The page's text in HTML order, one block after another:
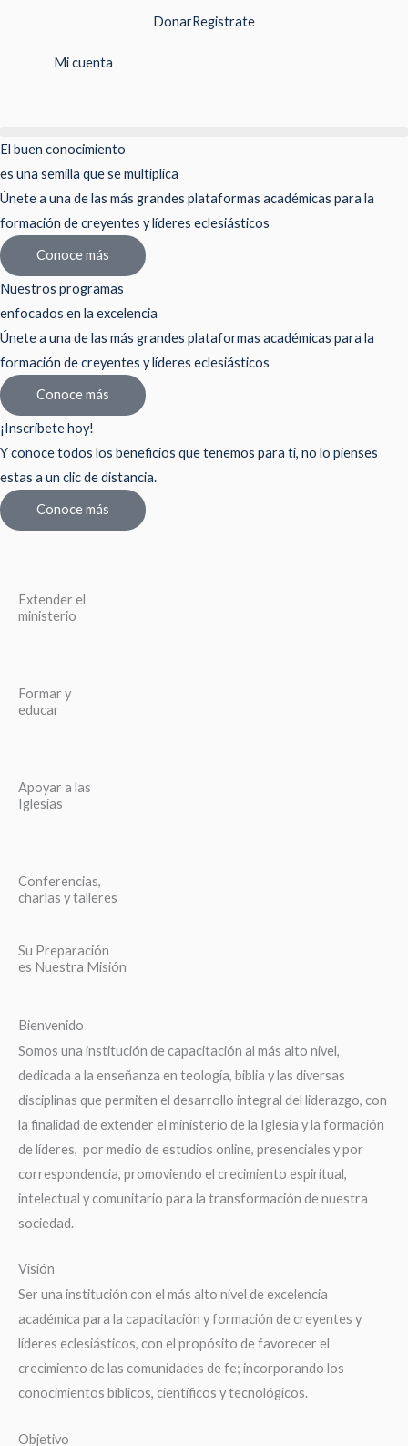
contenido
DonarRegistrate
Mi cuenta
El buen conocimiento
es una semilla que se multiplica
Únete a una de las más grandes plataformas académicas para la
formación de creyentes y líderes eclesiásticos
Conoce más
Nuestros programas
enfocados en la excelencia
Únete a una de las más grandes plataformas académicas para la
formación de creyentes y líderes eclesiásticos
Conoce más
¡Inscríbete hoy!
Y conoce todos los beneficios que tenemos para ti, no lo pienses
estas a un clic de distancia.
Conoce más
Extender el
ministerio
Formar y
educar
Apoyar a las
Iglesias
Conferencias,
charlas y talleres
Su Preparación
es Nuestra Misión
Bienvenido
Somos una institución de capacitación al más alto nivel,
dedicada a la enseñanza en teología, biblia y las diversas
disciplinas que permiten el desarrollo integral del liderazgo, con
la finalidad de extender el ministerio de la Iglesia y la formación
de líderes, por medio de estudios online, presenciales y por
correspondencia, promoviendo el crecimiento espiritual,
intelectual y comunitario para la transformación de nuestra
sociedad.
Visión
Ser una institución con el más alto nivel de excelencia
académica para la capacitación y formación de creyentes y
líderes eclesiásticos, con el propósito de favorecer el
crecimiento de las comunidades de fe; incorporando los
conocimientos bíblicos, científicos y tecnológicos.
Objetivo